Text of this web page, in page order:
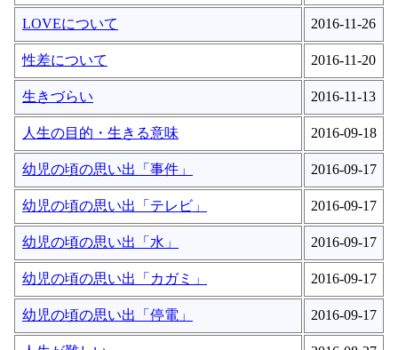
LOVEについて 2016-11-26
性差について 2016-11-20
生きづらい 2016-11-13
人生の目的・生きる意味 2016-09-18
幼児の頃の思い出「事件」 2016-09-17
幼児の頃の思い出「テレビ」 2016-09-17
幼児の頃の思い出「水」 2016-09-17
幼児の頃の思い出「カガミ」 2016-09-17
幼児の頃の思い出「停電」 2016-09-17